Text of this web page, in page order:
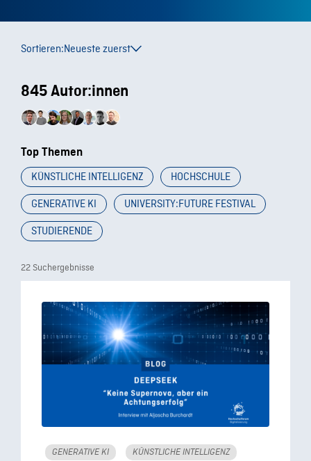
Sortieren:Neueste zuerst
22 Suchergebnisse
GENERATIVE KI KÜNSTLICHE INTELLIGENZ
845 Autor:innen
Top Themen
KÜNSTLICHE INTELLIGENZ
HOCHSCHULE
GENERATIVE KI
UNIVERSITY:FUTURE FESTIVAL
STUDIERENDE